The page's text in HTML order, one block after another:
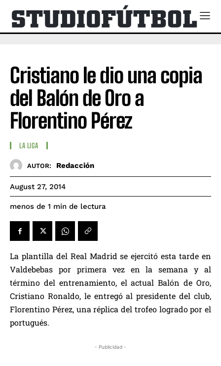
Cristiano le dio una copia
del Balón de Oro a
Florentino Pérez
LA LIGA
AUTOR: Redacción
August 27, 2014
menos de 1 min de lectura
La plantilla del Real Madrid se ejercitó esta tarde en
Valdebebas por primera vez en la semana y al
término del entrenamiento, el actual Balón de Oro,
Cristiano Ronaldo, le entregó al presidente del club,
Florentino Pérez, una réplica del trofeo logrado por el
portugués.
- Publicidad -